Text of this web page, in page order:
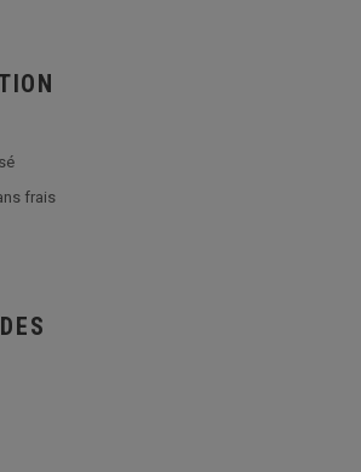
frais